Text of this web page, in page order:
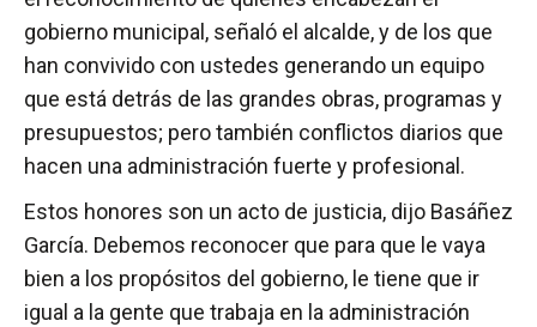
gobierno municipal, señaló el alcalde, y de los que
han convivido con ustedes generando un equipo
que está detrás de las grandes obras, programas y
presupuestos; pero también conflictos diarios que
hacen una administración fuerte y profesional.
Estos honores son un acto de justicia, dijo Basáñez
García. Debemos reconocer que para que le vaya
bien a los propósitos del gobierno, le tiene que ir
igual a la gente que trabaja en la administración